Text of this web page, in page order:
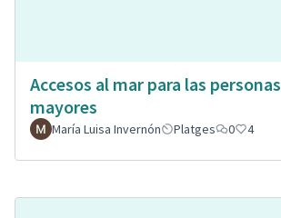
Accesos al mar para las personas
mayores
María Luisa Invernón Platges 0 4